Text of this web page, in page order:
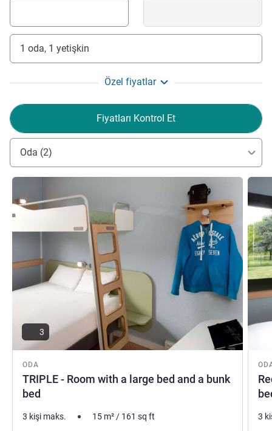
1 oda, 1 yetişkin
Özel fiyatlar
Fiyatları Kontrol Et
Oda (2)
ODA
TRIPLE - Room with a large bed and a bunk
bed
Ayrıntıları göster
3
3 kişi maks. 15 m²/ 161 sq ft 3